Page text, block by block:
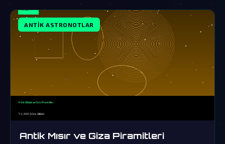
ANTIK ASTRONOTLAR
Antik Mısır ve Giza Piramitleri